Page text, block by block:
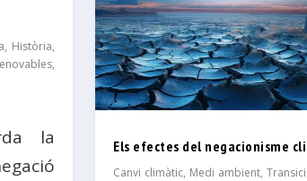
, Història,
,
la
Els efectes del negacionisme
Canvi climàtic, Medi ambient,